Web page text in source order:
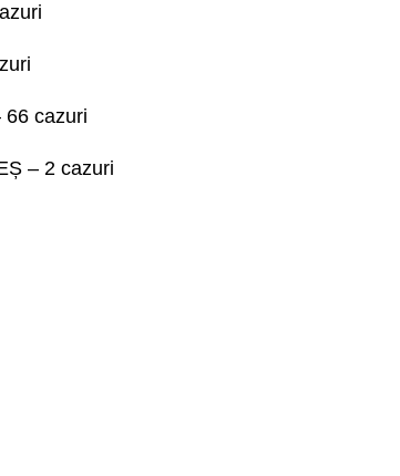
66 cazuri
– 2 cazuri